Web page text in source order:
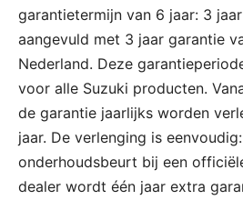
garantietermijn van 6 jaar: 3
aangevuld met 3 jaar garantie
Nederland. Deze
voor alle Suzuki producten.
de garantie jaarlijks worden
jaar. De verlenging is
onderhoudsbeurt bij een
dealer wordt één jaar extra